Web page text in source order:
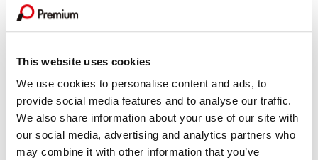
This website uses cookies
We use cookies to personalise content and ads, to
provide social media features and to analyse our traffic.
We also share information about your use of our site with
our social media, advertising and analytics partners who
may combine it with other information that you’ve
2026.07.01
「カープレミア故障保証」を大幅リニューアル！
2026.07.01 プレスリリース
プレミアグループ、主要子会社を「プレミア株式会社」へ完
全統合
2026.06.30 プレスリリース
プレミアグループ、育児短時間勤務を「小学校卒業まで（最